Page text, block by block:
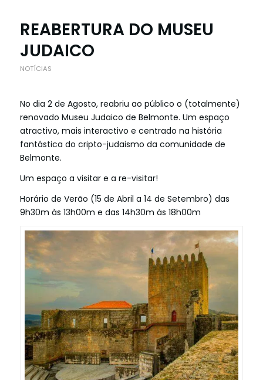
REABERTURA DO MUSEU
JUDAICO
NOTÍCIAS
No dia 2 de Agosto, reabriu ao público o (totalmente)
renovado Museu Judaico de Belmonte. Um espaço
atractivo, mais interactivo e centrado na história
fantástica do cripto-judaismo da comunidade de
Belmonte.
Um espaço a visitar e a re-visitar!
Horário de Verão (15 de Abril a 14 de Setembro) das
9h30m às 13h00m e das 14h30m às 18h00m